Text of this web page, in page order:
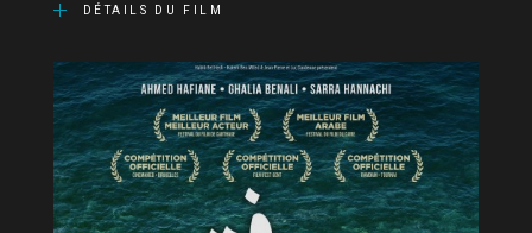
DÉTAILS DU FILM